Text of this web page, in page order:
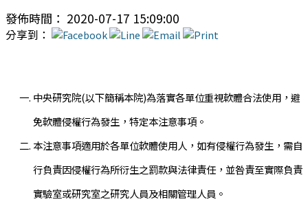
發佈時間： 2020-07-17 15:09:00
分享到：
中央研究院(以下簡稱本院)為落實各單位重視軟體合法使用，避
免軟體侵權行為發生，特定本注意事項。
本注意事項適用於各單位軟體使用人，如有侵權行為發生，需自
行負責因侵權行為所衍生之罰款與法律責任，並咎責至實際負責
實驗室或研究室之研究人員及相關管理人員。